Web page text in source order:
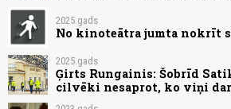
2025.gads
No kinoteātra jumta nokrīt
2025.gads
Ģirts Rungainis: Šobrīd
cilvēki nesaprot, ko viņi